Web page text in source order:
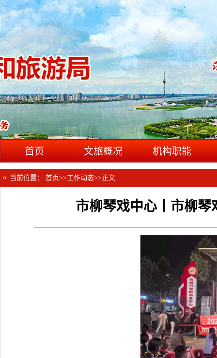
首页 文旅概况 机构职能
当前位置： 首页>>工作动态>> 正文
市柳琴戏中心丨市柳琴